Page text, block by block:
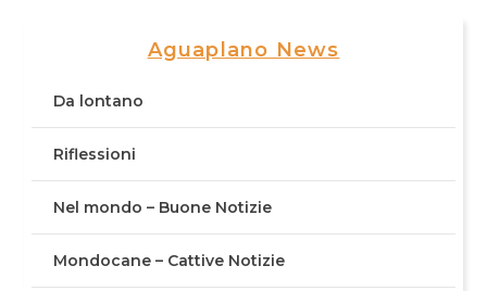
Aguaplano News
Da lontano
Riflessioni
Nel mondo – Buone Notizie
Mondocane – Cattive Notizie